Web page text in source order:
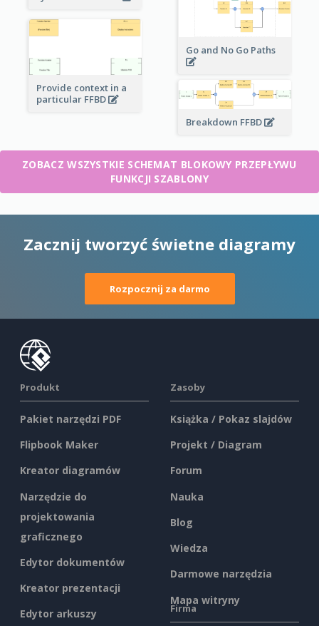
Go and No Go Paths
Provide context in a
particular FFBD
Breakdown FFBD
ZOBACZ WSZYSTKIE SCHEMAT BLOKOWY PRZEPŁYWU
FUNKCJI SZABLONY
Zacznij tworzyć świetne diagramy
Rozpocznij za darmo
Produkt
Pakiet narzędzi PDF
Flipbook Maker
Kreator diagramów
Narzędzie do
projektowania
graficznego
Edytor dokumentów
Kreator prezentacji
Edytor arkuszy
Zasoby
Książka / Pokaz slajdów
Projekt / Diagram
Forum
Nauka
Blog
Wiedza
Darmowe narzędzia
Mapa witryny
Firma